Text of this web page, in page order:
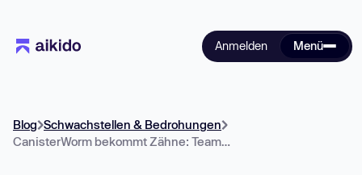
Anmelden Menü
Blog Schwachstellen & Bedrohungen
CanisterWorm bekommt Zähne: TeamPCPs Kubernetes Wiper zielt auf Iran ab